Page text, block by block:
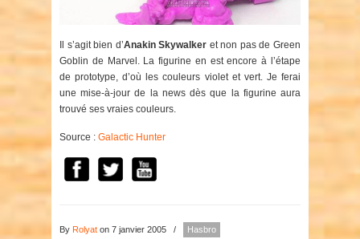
Il s’agit bien d’Anakin Skywalker et non pas de Green
Goblin de Marvel. La figurine en est encore à l’étape
de prototype, d’où les couleurs violet et vert. Je ferai
une mise-à-jour de la news dès que la figurine aura
trouvé ses vraies couleurs.
Source : Galactic Hunter
By Rolyat on 7 janvier 2005 / Hasbro